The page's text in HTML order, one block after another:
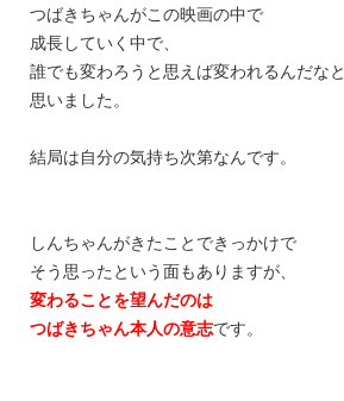
つばきちゃんがこの映画の中で
成長していく 中で、
誰でも変わろうと思えば変われるんだなと
思いました。
結局は自分の気持ち次第なんです。
しんちゃんがきたことできっかけで
そう思ったという面もありますが、
変わることを望んだのは
つばきちゃん本人の意志です。